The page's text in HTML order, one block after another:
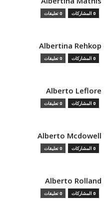
0 المشاركات 0 تعليقات
Albertina Rehkop
0 المشاركات 0 تعليقات
Alberto Leflore
0 المشاركات 0 تعليقات
Alberto Mcdowell
0 المشاركات 0 تعليقات
Alberto Rolland
0 المشاركات 0 تعليقات